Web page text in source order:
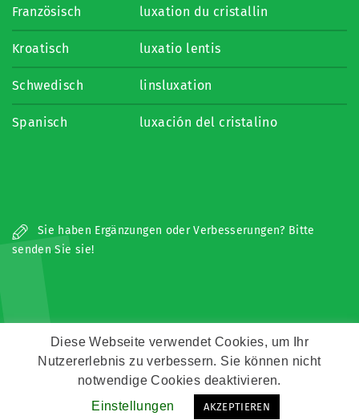
Französisch luxation du cristallin
Kroatisch luxatio lentis
Schwedisch linsluxation
Spanisch luxación del cristalino
Sie haben Ergänzungen oder Verbesserungen? Bitte
senden Sie sie!
Copyright © Zeitz Franko Zeitz
Kontakt Impressum Datenschutz
Diese Webseite verwendet Cookies, um Ihr
Nutzererlebnis zu verbessern. Sie können nicht
notwendige Cookies deaktivieren.
Einstellungen
AKZEPTIEREN